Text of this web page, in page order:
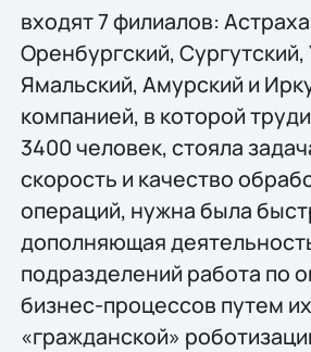
входят 7 филиалов:
Оренбургский, Сургутский,
Ямальский, Амурский и
компанией, в которой
3400 человек, стояла
скорость и качество
операций, нужна была
дополняющая
подразделений работа по
бизнес-процессов путем их
«гражданской»